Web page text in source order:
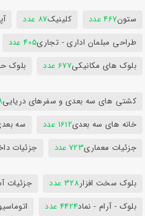
ستون467 عدد کلینیک87 عدد
طراحی مبلمان اداری - تجاری405 عدد
بلوک های مکانیکی677 عدد بلوک
کشتی های سه بعدی و سفرهای دریایی
خانه های سه بعدی1612 عدد سه
جزئیات معماری723 عدد جزئیات
بلوک سخت افزار328 عدد جزئیات
بلوک - آرام - نماد4424 عدد